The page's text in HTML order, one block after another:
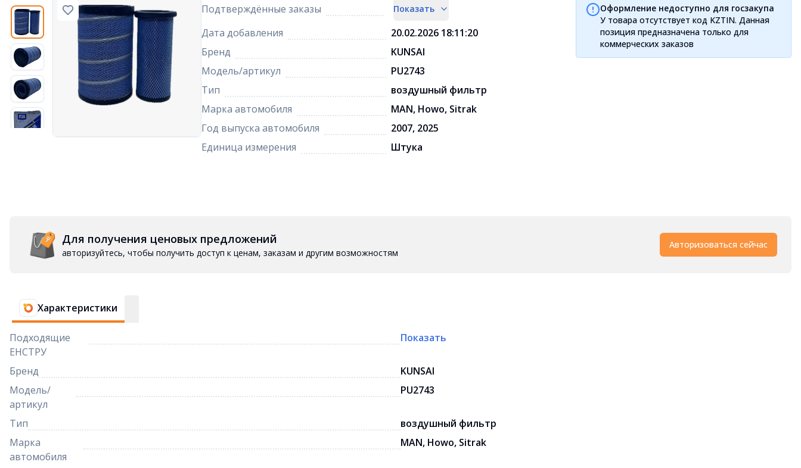
Подтверждённые заказы Показать
Дата добавления
20.02.2026 18:11:20
Бренд
KUNSAI
Модель/артикул
PU2743
Тип
воздушный фильтр
Марка автомобиля
MAN, Howo, Sitrak
Год выпуска автомобиля
2007, 2025
Единица измерения
Штука
Оформление недоступно для госзакупа
У товара отсутствует код KZTIN. Данная
позиция предназначена только для
коммерческих заказов
Для получения ценовых предложений
авторизуйтесь, чтобы получить доступ к ценам, заказам и другим возможностям
Авторизоваться сейчас
Характеристики
Подходящие
ЕНСТРУ
Показать
Бренд
KUNSAI
Модель/
артикул
PU2743
Тип
воздушный фильтр
Марка
автомобиля
MAN, Howo, Sitrak